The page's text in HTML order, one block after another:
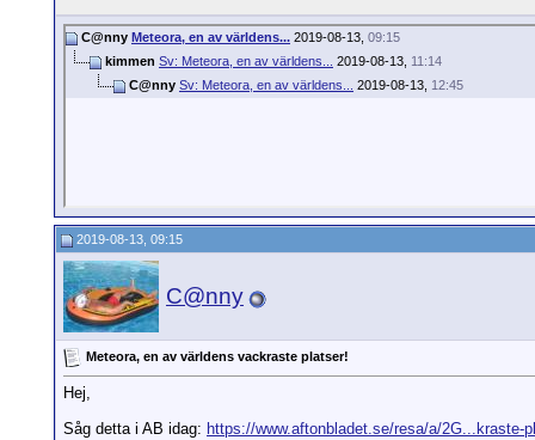
C@nny Meteora, en av världens... 2019-08-13, 09:15
kimmen Sv: Meteora, en av världens... 2019-08-13, 11:14
C@nny Sv: Meteora, en av världens... 2019-08-13, 12:45
2019-08-13, 09:15
C@nny
Meteora, en av världens vackraste platser!
Hej,
Såg detta i AB idag: https://www.aftonbladet.se/resa/a/2G...kraste-